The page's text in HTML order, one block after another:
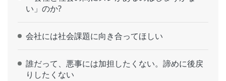
い」のか?
会社には社会課題に向き合ってほしい
誰だって、悪事には加担したくない。諦めに後戻
りしたくない